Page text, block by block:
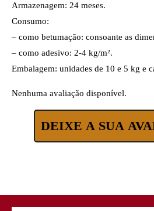
Armazenagem: 24 meses.
Consumo:
– como betumação: consoante as
– como adesivo: 2-4 kg/m².
Embalagem: unidades de 10 e 5 kg e
Nenhuma avaliação disponível.
DEIXE A SUA